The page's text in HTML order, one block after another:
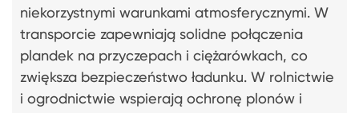
niekorzystnymi warunkami atmosferycznymi. W
transporcie zapewniają solidne połączenia
plandek na przyczepach i ciężarówkach, co
zwiększa bezpieczeństwo ładunku. W rolnictwie
i ogrodnictwie wspierają ochronę plonów i